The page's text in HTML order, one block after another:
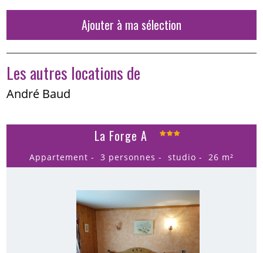
Ajouter à ma sélection
Les autres locations de
André Baud
La Forge A
Appartement 3 personnes studio 26 m²